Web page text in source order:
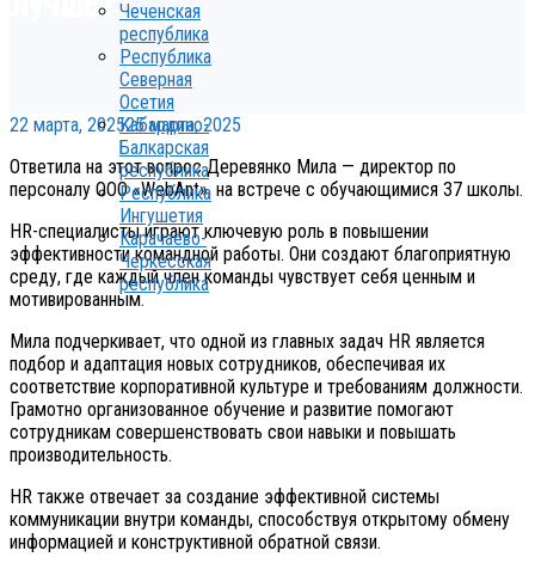
Чеченская
республика
Республика
Северная
Осетия
Кабардино-
Балкарская
республика
Республика
Ингушетия
Карачаево-
Черкесская
республика
22 марта, 202525 марта, 2025
Ответила на этот вопрос Деревянко Мила — директор по
персоналу ООО «WebAnt», на встрече с обучающимися 37 школы.
HR-специалисты играют ключевую роль в повышении
эффективности командной работы. Они создают благоприятную
среду, где каждый член команды чувствует себя ценным и
мотивированным.
Мила подчеркивает, что одной из главных задач HR является
подбор и адаптация новых сотрудников, обеспечивая их
соответствие корпоративной культуре и требованиям должности.
Грамотно организованное обучение и развитие помогают
сотрудникам совершенствовать свои навыки и повышать
производительность.
HR также отвечает за создание эффективной системы
коммуникации внутри команды, способствуя открытому обмену
информацией и конструктивной обратной связи.